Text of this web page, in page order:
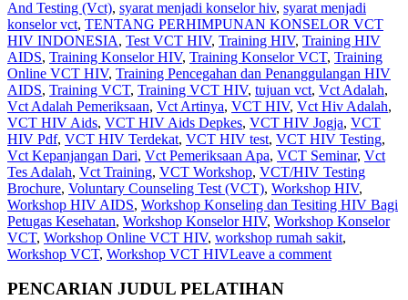
And Testing (Vct), syarat menjadi konselor hiv, syarat menjadi
konselor vct, TENTANG PERHIMPUNAN KONSELOR VCT
HIV INDONESIA, Test VCT HIV, Training HIV, Training HIV
AIDS, Training Konselor HIV, Training Konselor VCT, Training
Online VCT HIV, Training Pencegahan dan Penanggulangan HIV
AIDS, Training VCT, Training VCT HIV, tujuan vct, Vct Adalah,
Vct Adalah Pemeriksaan, Vct Artinya, VCT HIV, Vct Hiv Adalah,
VCT HIV Aids, VCT HIV Aids Depkes, VCT HIV Jogja, VCT
HIV Pdf, VCT HIV Terdekat, VCT HIV test, VCT HIV Testing,
Vct Kepanjangan Dari, Vct Pemeriksaan Apa, VCT Seminar, Vct
Tes Adalah, Vct Training, VCT Workshop, VCT/HIV Testing
Brochure, Voluntary Counseling Test (VCT), Workshop HIV,
Workshop HIV AIDS, Workshop Konseling dan Tesiting HIV Bagi
Petugas Kesehatan, Workshop Konselor HIV, Workshop Konselor
VCT, Workshop Online VCT HIV, workshop rumah sakit,
Workshop VCT, Workshop VCT HIVLeave a comment
PENCARIAN JUDUL PELATIHAN